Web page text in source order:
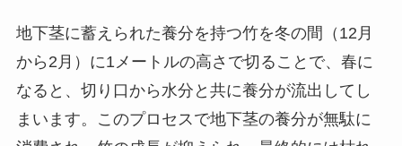
地下茎に蓄えられた養分を持つ竹を冬の間（12月
から2月）に1メートルの高さで切ることで、春に
なると、切り口から水分と共に養分が流出してし
まいます。このプロセスで地下茎の養分が無駄に